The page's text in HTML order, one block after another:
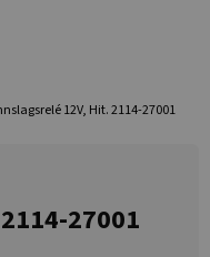
12V, Hit. 2114-27001
27001